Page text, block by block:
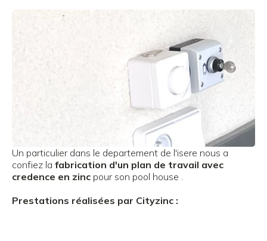
Un particulier dans le departement de l'isere nous a
confiez la fabrication d'un plan de travail avec
credence en zinc pour son pool house .
Prestations réalisées par Cityzinc :